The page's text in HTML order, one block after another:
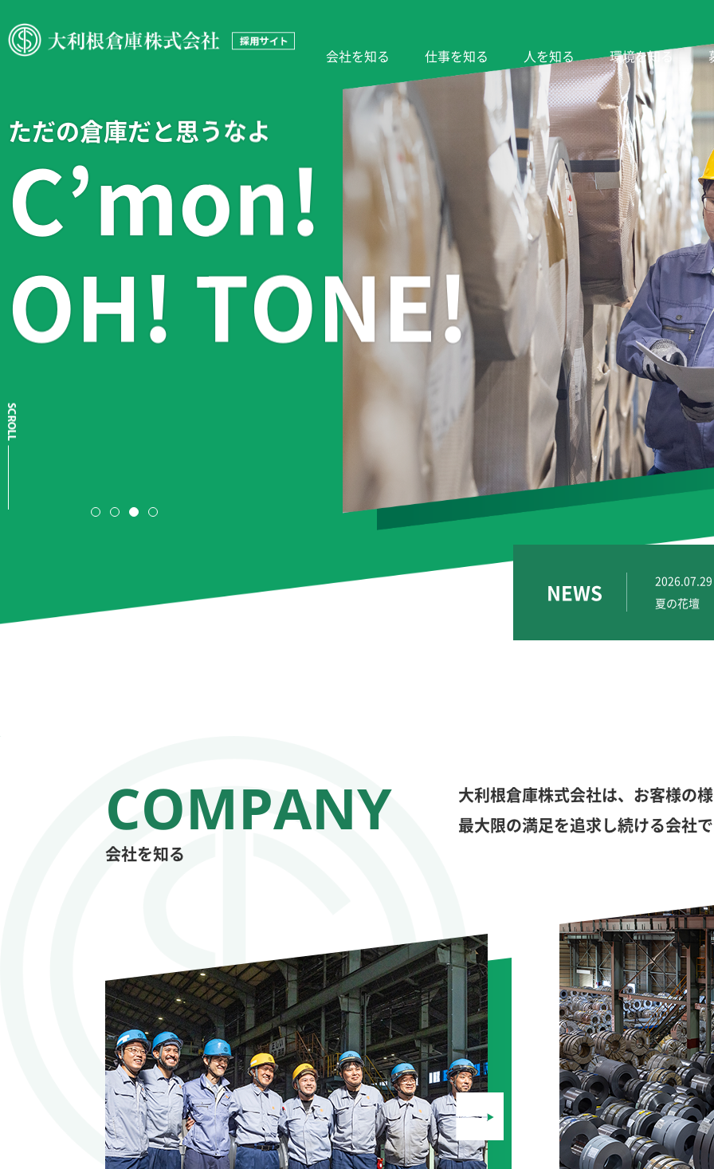
会社を知る 仕事を知る 人を知る 環境を知る
ただの倉庫だと思うなよ
C’mon!
OH! TONE!
NEWS
2026.07.29
夏の花壇
会社を知る
大利根倉庫株式会社は、お客様の
最大限の満足を追求し続ける会社